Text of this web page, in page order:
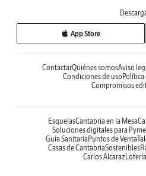
App Store
ContactarQuiénes somosAviso
Condiciones de uso
Compromisos
EsquelasCantabria en la Mesa
Soluciones digitales para
Guía Sanitaria Puntos de Venta
Casas de CantabriaSostenibles
Carlos Alcaraz